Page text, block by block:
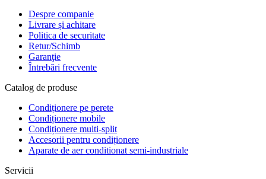
Despre companie
Livrare și achitare
Politica de securitate
Retur/Schimb
Garanţie
Întrebări frecvente
Catalog de produse
Condiționere pe perete
Condiționere mobile
Condiționere multi-split
Accesorii pentru condiționere
Aparate de aer conditionat semi-industriale
Servicii